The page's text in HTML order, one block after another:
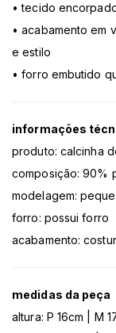
• tecido
• acabamento em
e estilo
• forro embutido
informações
produto: calcinha
composição: 90%
modelagem:
forro: possui forro
acabamento:
medidas da peça
altura: P 16cm | M